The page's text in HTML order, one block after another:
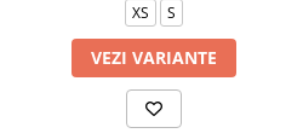
XS S
VEZI VARIANTE